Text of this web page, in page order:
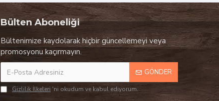
Bülten Aboneliği
Bültenimize kaydolarak hiçbir güncellemeyi veya
promosyonu kaçırmayın.
GÖNDER
Gizlilik İlkeleri 'ni okudum ve kabul ediyorum.